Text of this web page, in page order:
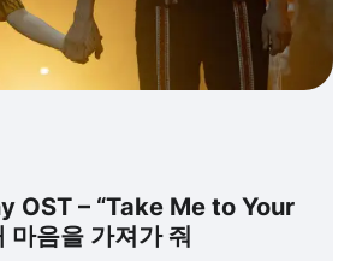
OST – “Take Me to Your
마음을 가져가 줘